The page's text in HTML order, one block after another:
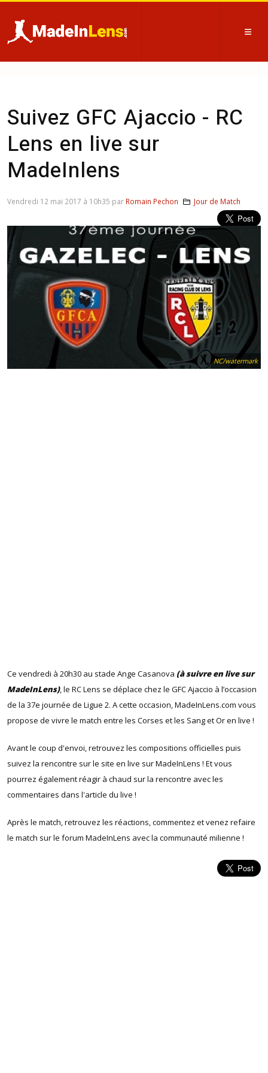
Suivez GFC Ajaccio - RC
Lens en live sur
MadeInlens
NC/watermark
Ce vendredi à 20h30 au stade Ange Casanova (à suivre en live sur
MadeInLens), le RC Lens se déplace chez le GFC Ajaccio à l’occasion
de la 37e journée de Ligue 2. A cette occasion, MadeInLens.com vous
propose de vivre le match entre les Corses et les Sang et Or en live !
Avant le coup d'envoi, retrouvez les compositions officielles puis
suivez la rencontre sur le site en live sur MadeInLens ! Et vous
pourrez également réagir à chaud sur la rencontre avec les
commentaires dans l'article du live !
Après le match, retrouvez les réactions, commentez et venez refaire
le match sur le forum MadeInLens avec la communauté milienne !
Vendredi 12 mai 2017 à 10h35 par Romain Pechon Jour de Match